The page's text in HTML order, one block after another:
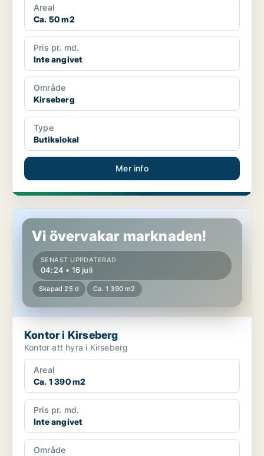
Areal
Ca. 50 m2
Pris pr. md.
Inte angivet
Område
Kirseberg
Type
Butikslokal
Mer info
Kontor i Kirseberg
Vi övervakar marknaden!
SENAST UPPDATERAD
04:24 • 16 juli
Skapad 25 d Ca. 1 390 m2
Kontor i Kirseberg
Kontor att hyra i Kirseberg
Areal
Ca. 1 390 m2
Pris pr. md.
Inte angivet
Område